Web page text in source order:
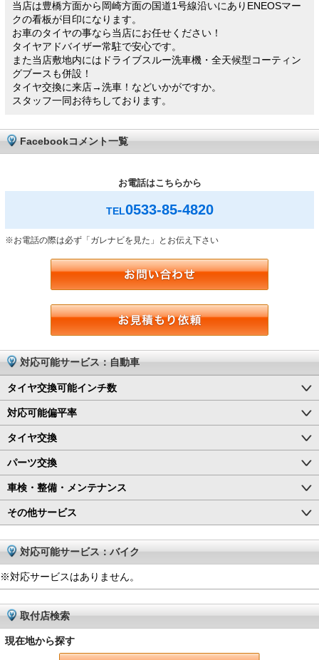
当店は豊橋方面から岡崎方面の国道1号線沿いにありENEOSマー
クの看板が目印になります。
お車のタイヤの事なら当店にお任せください！
タイヤアドバイザー常駐で安心です。
また当店敷地内にはドライブスルー洗車機・全天候型コーティン
グブースも併設！
タイヤ交換に来店→洗車！などいかがですか。
スタッフ一同お待ちしております。
Facebookコメント一覧
お電話はこちらから
TEL0533-85-4820
※お電話の際は必ず「ガレナビを見た」とお伝え下さい
対応可能サービス：自動車
タイヤ交換可能インチ数
対応可能偏平率
タイヤ交換
パーツ交換
車検・整備・メンテナンス
その他サービス
対応可能サービス：バイク
※対応サービスはありません。
取付店検索
現在地から探す